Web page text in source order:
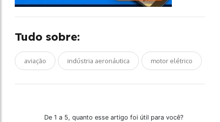
Tudo sobre:
aviação indústria aeronáutica motor elétrico
De 1 a 5, quanto esse artigo foi útil para você?